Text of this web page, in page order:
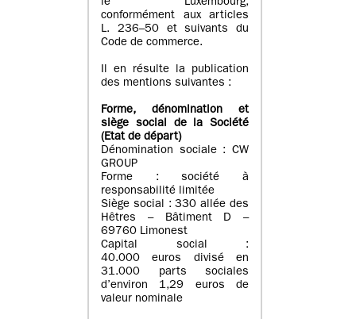
le Luxembourg,
conformément aux articles
L. 236–50 et suivants du
Code de commerce.
Il en résulte la publication
des mentions suivantes :
Forme, dénomination et
siège social de la Société
(Etatde départ)
Dénomination sociale : CW
GROUP
Forme : société à
responsabilité limitée
Siège social : 330 allée des
Hêtres – Bâtiment D –
69760 Limonest
Capital social :
40.000 euros divisé en
31.000 parts sociales
d’environ 1,29 euros de
valeur nominale